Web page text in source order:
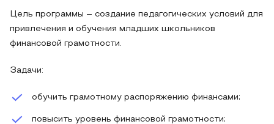
Цель программы – создание педагогических условий для
привлечения и обучения младших школьников
финансовой грамотности.
Задачи:
обучить грамотному распоряжению финансами;
повысить уровень финансовой грамотности;